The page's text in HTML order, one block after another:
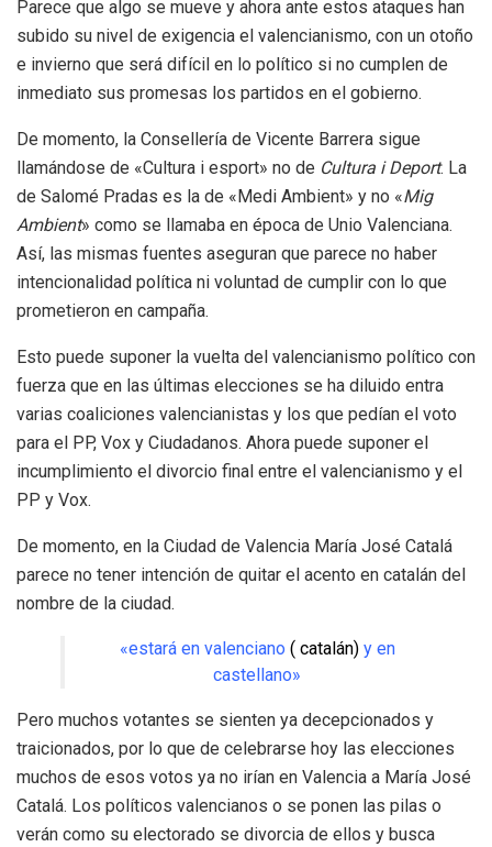
Parece que algo se mueve y ahora ante estos ataques han
subido su nivel de exigencia el valencianismo, con un otoño
e invierno que será difícil en lo político si no cumplen de
inmediato sus promesas los partidos en el gobierno.
De momento, la Consellería de Vicente Barrera sigue
llamándose de «Cultura i esport» no de Cultura i Deport. La
de Salomé Pradas es la de «Medi Ambient» y no «Mig
Ambient» como se llamaba en época de Unio Valenciana.
Así, las mismas fuentes aseguran que parece no haber
intencionalidad política ni voluntad de cumplir con lo que
prometieron en campaña.
Esto puede suponer la vuelta del valencianismo político con
fuerza que en las últimas elecciones se ha diluido entra
varias coaliciones valencianistas y los que pedían el voto
para el PP, Vox y Ciudadanos. Ahora puede suponer el
incumplimiento el divorcio final entre el valencianismo y el
PP y Vox.
De momento, en la Ciudad de Valencia María José Catalá
parece no tener intención de quitar el acento en catalán del
nombre de la ciudad.
«estará en valenciano ( catalán)y en
castellano»
Pero muchos votantes se sienten ya decepcionados y
traicionados, por lo que de celebrarse hoy las elecciones
muchos de esos votos ya no irían en Valencia a María José
Catalá. Los políticos valencianos o se ponen las pilas o
verán como su electorado se divorcia de ellos y busca